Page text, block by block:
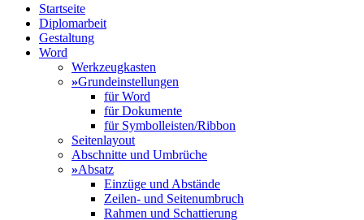
Startseite
Diplomarbeit
Gestaltung
Word
Werkzeugkasten
»Grundeinstellungen
für Word
für Dokumente
für Symbolleisten/Ribbon
Seitenlayout
Abschnitte und Umbrüche
»Absatz
Einzüge und Abstände
Zeilen- und Seitenumbruch
Rahmen und Schattierung